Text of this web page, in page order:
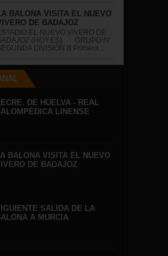
BALONA VISITA EL NUEVO
DE BADAJOZ
EL NUEVO VIVERO DE
(HOY.ES) GRUPO IV
DIVISIÓN B Primera ...
DE HUELVA - REAL
LINENSE
LA BALONA VISITA EL NUEVO
DE BADAJOZ
SALIDA DE LA
A MURCIA